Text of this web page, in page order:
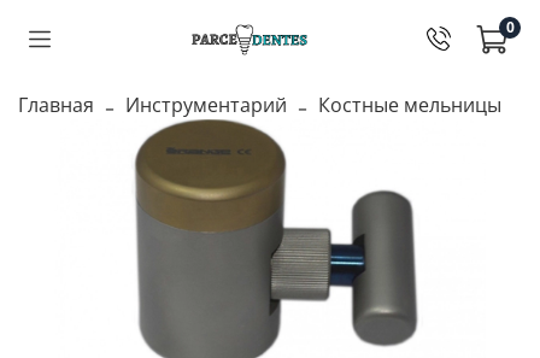
0
Главная Инструментарий Костные мельницы